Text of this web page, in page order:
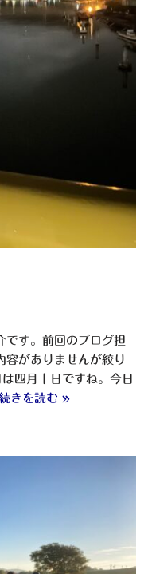
です。前回のブログ担
容がありませんが絞り
四月十日ですね。今日
きを読む »